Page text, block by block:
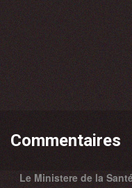
Commentaires
Le Ministere de la